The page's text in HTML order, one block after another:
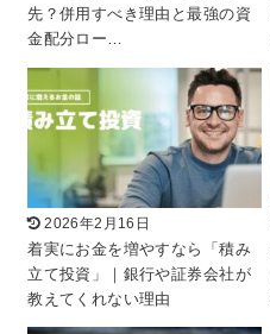
先？併用すべき理由と最強の資
金配分ロー…
2026年2月16日
着実にお金を増やすなら「積み
立て投資」｜銀行や証券会社が
教えてくれない理由